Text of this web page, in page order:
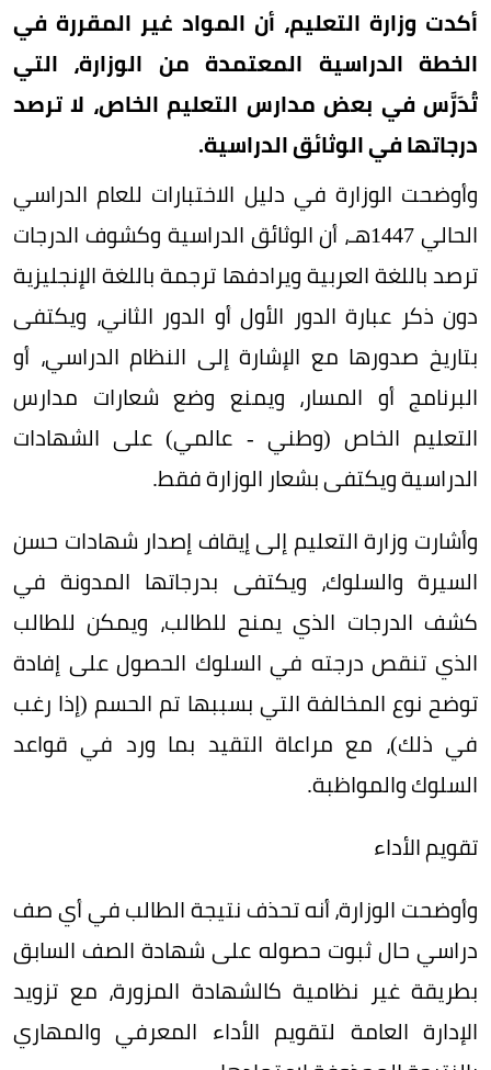
أكدت وزارة التعليم، أن المواد غير المقررة في
الخطة الدراسية المعتمدة من الوزارة، التي
تُدَرَّس في بعض مدارس التعليم الخاص، لا ترصد
درجاتها في الوثائق الدراسية.
وأوضحت الوزارة في دليل الاختبارات للعام الدراسي
الحالي 1447هـ، أن الوثائق الدراسية وكشوف الدرجات
ترصد باللغة العربية ويرادفها ترجمة باللغة الإنجليزية
دون ذكر عبارة الدور الأول أو الدور الثاني، ويكتفى
بتاريخ صدورها مع الإشارة إلى النظام الدراسي، أو
البرنامج أو المسار، ويمنع وضع شعارات مدارس
التعليم الخاص (وطني - عالمي) على الشهادات
الدراسية ويكتفى بشعار الوزارة فقط.
وأشارت وزارة التعليم إلى إيقاف إصدار شهادات حسن
السيرة والسلوك، ويكتفى بدرجاتها المدونة في
كشف الدرجات الذي يمنح للطالب، ويمكن للطالب
الذي تنقص درجته في السلوك الحصول على إفادة
توضح نوع المخالفة التي بسببها تم الحسم (إذا رغب
في ذلك)، مع مراعاة التقيد بما ورد في قواعد
السلوك والمواظبة.
تقويم الأداء
وأوضحت الوزارة، أنه تحذف نتيجة الطالب في أي صف
دراسي حال ثبوت حصوله على شهادة الصف السابق
بطريقة غير نظامية كالشهادة المزورة، مع تزويد
الإدارة العامة لتقويم الأداء المعرفي والمهاري